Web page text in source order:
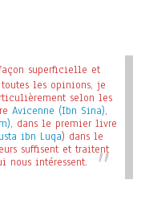
superficielle et
les opinions, je
selon les
Avicenne (Ibn Sina),
, dans le premier livre
ibn Luqa) dans le
suffisent et traitent
nous intéressent.